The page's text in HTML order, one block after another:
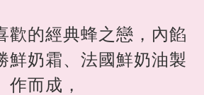
歡的經典蜂之戀，內餡
鮮奶霜、法國鮮奶油製
作而成，